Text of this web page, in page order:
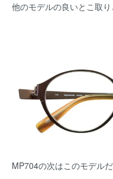
他のモデルの良いとこ取り
MP704の次はこのモデルだ